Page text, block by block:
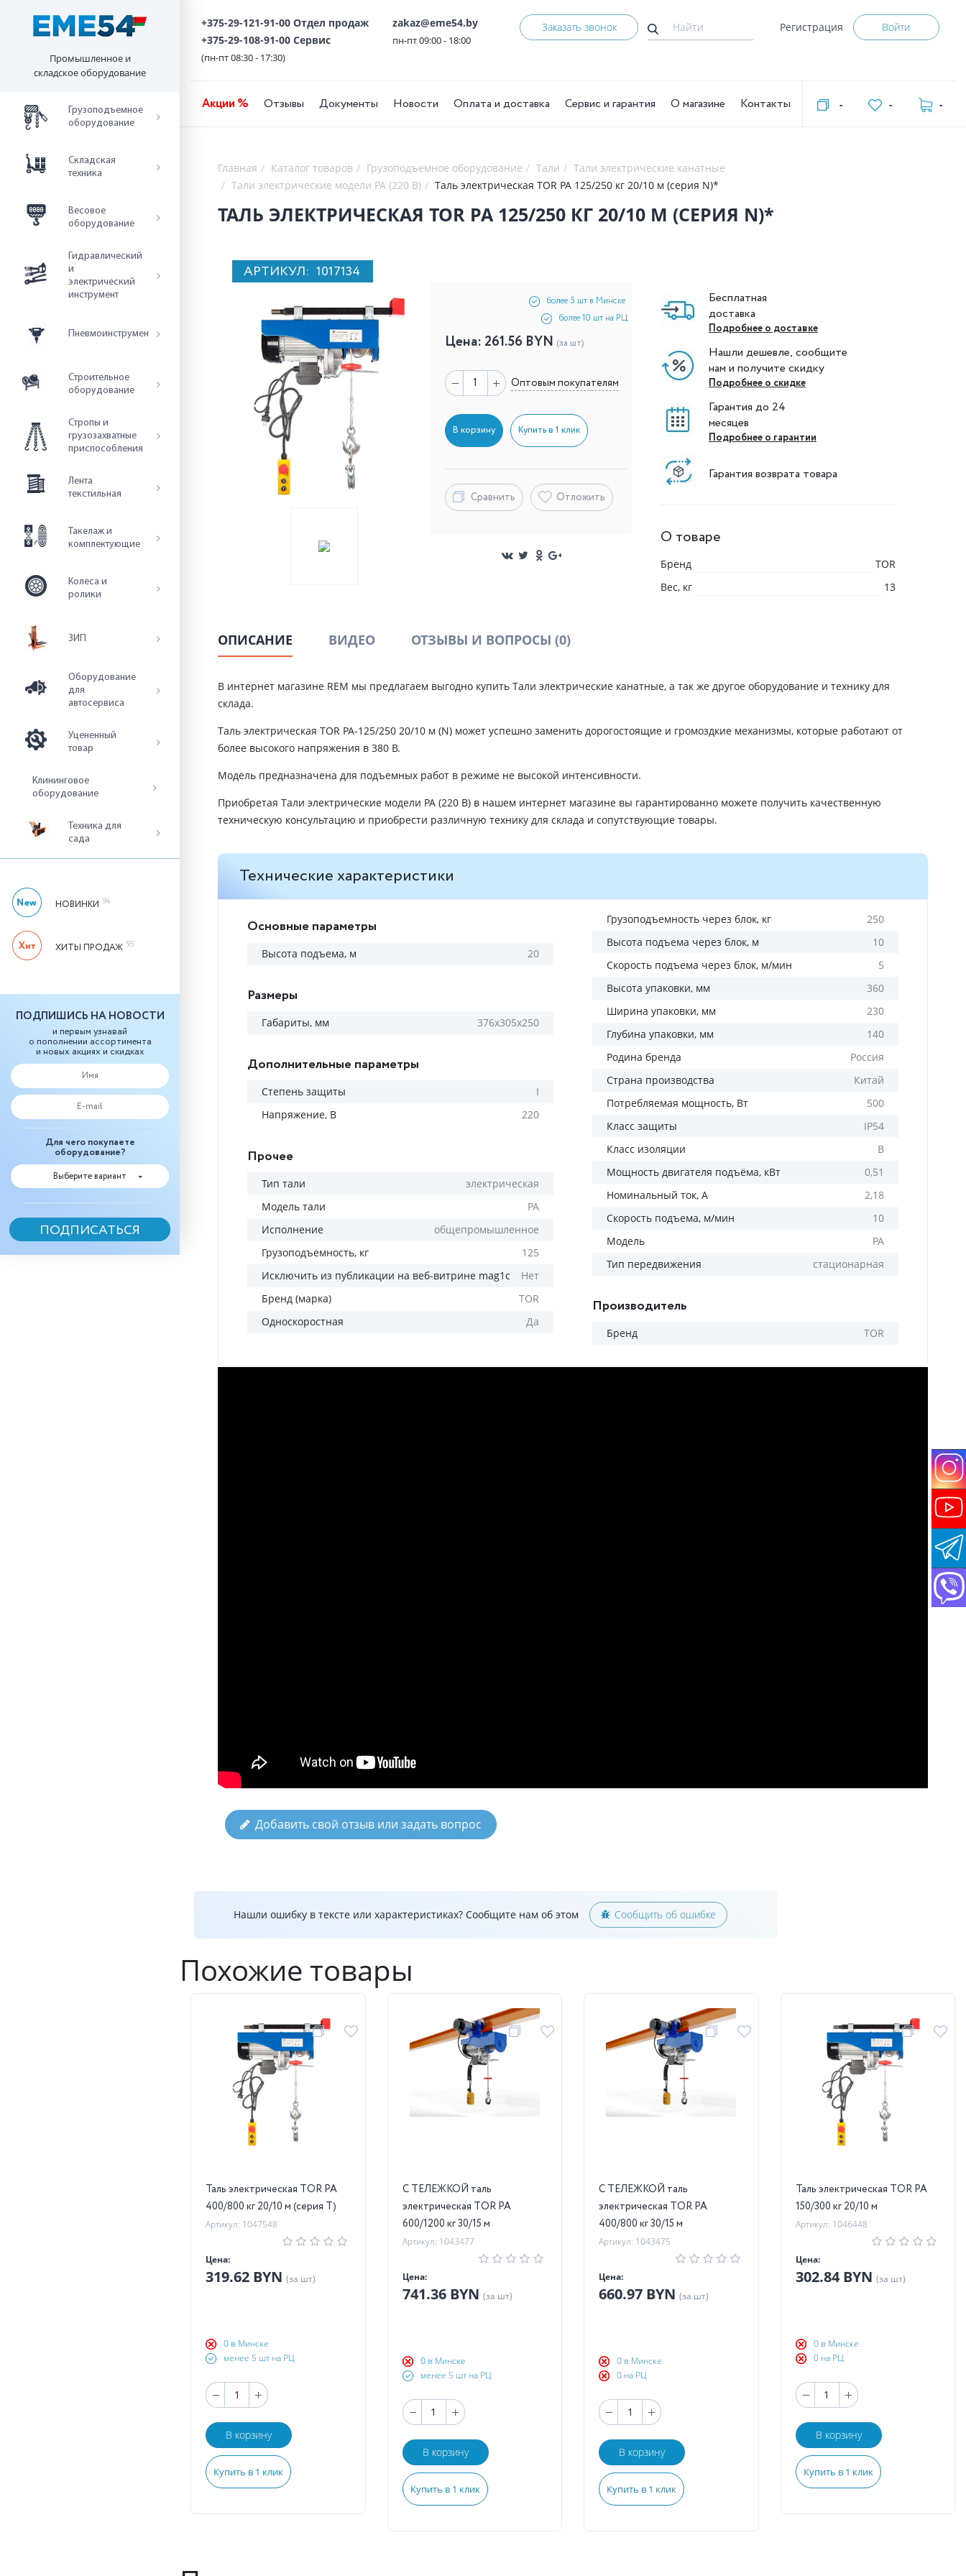
Промышленное и
складское оборудование
Грузоподъемное
оборудование
Складская
техника
Весовое
оборудование
Гидравлический
и
электрический
инструмент
Пневмоинструмент
Строительное
оборудование
Стропы и
грузозахватные
приспособления
Лента
текстильная
Такелаж и
комплектующие
Колеса и
ролики
ЗИП
Оборудование
для
автосервиса
Уцененный
товар
Клининговое
оборудование
Техника для
сада
НОВИНКИ 94
ХИТЫ ПРОДАЖ 95
ПОДПИШИСЬ НА НОВОСТИ
и первым узнавай
о пополнении ассортимента
и новых акциях и скидках
Для чего покупаете
оборудование?
Выберите вариант
+375-29-121-91-00 Отдел продаж
+375-29-108-91-00 Сервис
(пн-пт 08:30 - 17:30)
zakaz@eme54.by
пн-пт 09:00 - 18:00
Заказать звонок Регистрация Войти
Акции % Отзывы Документы Новости Оплата и доставка Сервис и гарантия О магазине Контакты - - -
Главная Каталог товаров Грузоподъемное оборудование Тали
Тали электрические канатные
Тали электрические модели РА (220 В)
Таль электрическая TOR PA 125/250 кг 20/10 м (серия N)*
ТАЛЬ ЭЛЕКТРИЧЕСКАЯ TOR PA 125/250 КГ 20/10 М (СЕРИЯ N)*
АРТИКУЛ: 1017134
более 5 шт в Минске
более 10 шт на РЦ
Цена: 261.56 BYN (за шт)
Оптовым покупателям
В корзину Купить в 1 клик
Сравнить Отложить
Бесплатная
доставка
Подробнее о доставке
Нашли дешевле, сообщите
нам и получите скидку
Подробнее о скидке
Гарантия до 24
месяцев
Подробнее о гарантии
Гарантия возврата товара
О товаре
Бренд
TOR
Вес, кг
13
ОПИСАНИЕ ВИДЕО ОТЗЫВЫ И ВОПРОСЫ (0)
В интернет магазине REM мы предлагаем выгодно купить Тали электрические канатные, а так же другое оборудование и технику для
склада.
Таль электрическая TOR PA-125/250 20/10 м (N) может успешно заменить дорогостоящие и громоздкие механизмы, которые работают от
более высокого напряжения в 380 В.
Модель предназначена для подъемных работ в режиме не высокой интенсивности.
Приобретая Тали электрические модели РА (220 В) в нашем интернет магазине вы гарантированно можете получить качественную
техническую консультацию и приобрести различную технику для склада и сопутствующие товары.
Технические характеристики
Основные параметры
Высота подъема, м 20
Размеры
Габариты, мм 376х305х250
Дополнительные параметры
Степень защиты
I
Напряжение, В
220
Прочее
Тип тали
электрическая
Модель тали
РА
Исполнение
общепромышленное
Грузоподъемность, кг
125
Исключить из публикации на веб-витрине mag1c
Нет
Бренд (марка)
TOR
Односкоростная
Да
Грузоподъемность через блок, кг
250
Высота подъема через блок, м
10
Скорость подъема через блок, м/мин
5
Высота упаковки, мм
360
Ширина упаковки, мм
230
Глубина упаковки, мм
140
Родина бренда
Россия
Страна производства
Китай
Потребляемая мощность, Вт
500
Класс защиты
IP54
Класс изоляции
В
Мощность двигателя подъёма, кВт
0,51
Номинальный ток, А
2,18
Скорость подъема, м/мин
10
Модель
PA
Тип передвижения
стационарная
Производитель
Бренд TOR
Добавить свой отзыв или задать вопрос
Нашли ошибку в тексте или характеристиках? Сообщите нам об этом Сообщить об ошибке
Похожие товары
Таль электрическая TOR PA
400/800 кг 20/10 м (серия T)
Артикул: 1047548
Цена:
319.62 BYN (за шт)
0 в Минске
менее 5 шт на РЦ
В корзину
Купить в 1 клик
С ТЕЛЕЖКОЙ таль
электрическая TOR PA
600/1200 кг 30/15 м
Артикул: 1043477
Цена:
741.36 BYN (за шт)
0 в Минске
менее 5 шт на РЦ
В корзину
Купить в 1 клик
С ТЕЛЕЖКОЙ таль
электрическая TOR PA
400/800 кг 30/15 м
Артикул: 1043475
Цена:
660.97 BYN (за шт)
0 в Минске
0 на РЦ
В корзину
Купить в 1 клик
Таль электрическая TOR PA
150/300 кг 20/10 м
Артикул: 1046448
Цена:
302.84 BYN (за шт)
0 в Минске
0 на РЦ
В корзину
Купить в 1 клик